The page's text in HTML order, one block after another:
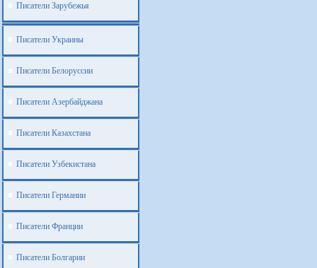
Писатели Зарубежья
Писатели Украины
Писатели Белоруссии
Писатели Азербайджана
Писатели Казахстана
Писатели Узбекистана
Писатели Германии
Писатели Франции
Писатели Болгарии